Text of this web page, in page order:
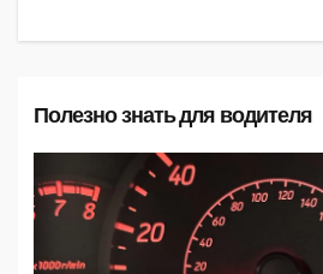
Полезно знать для водителя